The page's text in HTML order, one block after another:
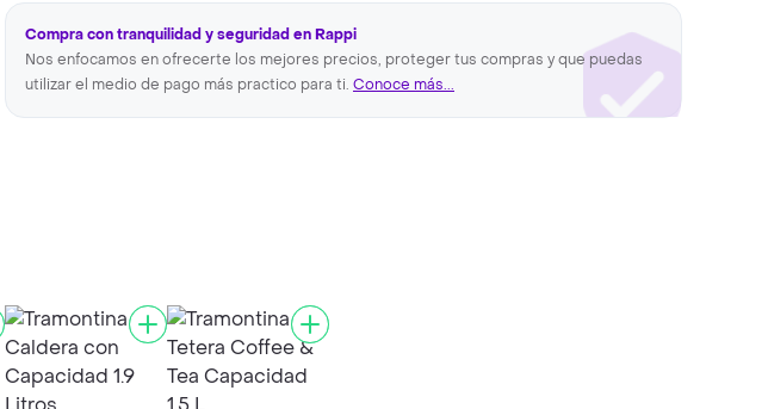
Compra con tranquilidad y seguridad en Rappi
Nos enfocamos en ofrecerte los mejores precios, proteger tus compras y que puedas
utilizar el medio de pago más practico para ti. Conoce más...